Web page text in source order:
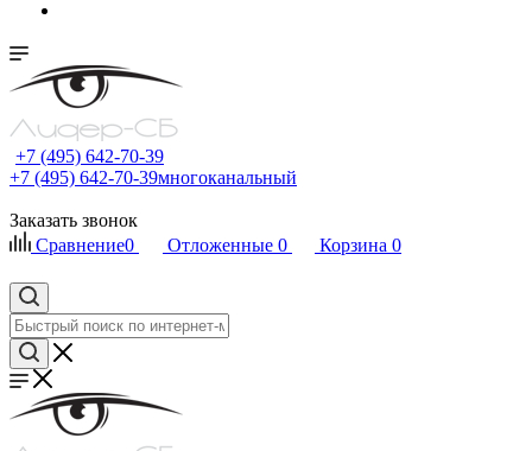
+7 (495) 642-70-39
+7 (495) 642-70-39многоканальный
Заказать звонок
Сравнение0 Отложенные 0 Корзина 0